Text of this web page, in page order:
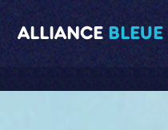
ALLIANCE BLEUE